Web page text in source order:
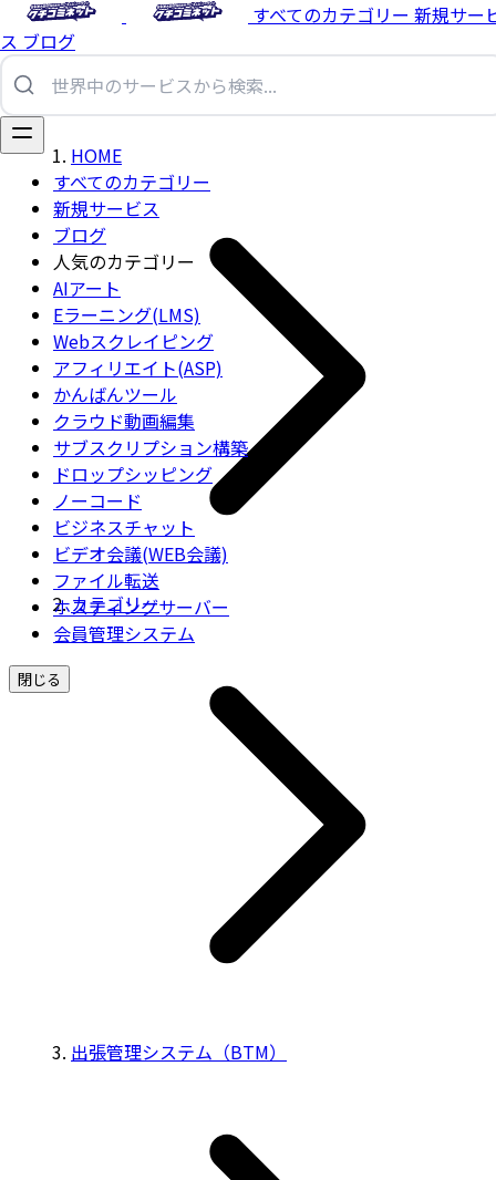
すべてのカテゴリー 新規サー
ス ブログ
すべてのカテゴリー
新規サービス
ブログ
人気のカテゴリー
AIアート
Eラーニング(LMS)
Webスクレイピング
アフィリエイト(ASP)
かんばんツール
クラウド動画編集
サブスクリプション構築
ドロップシッピング
ノーコード
ビジネスチャット
ビデオ会議(WEB会議)
ファイル転送
ホスティングサーバー
会員管理システム
閉じる
HOME
カテゴリー
出張管理システム（BTM）